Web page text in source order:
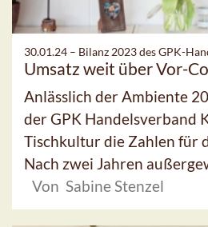
30.01.24 – Bilanz 2023 des GPK-
Umsatz weit über Vor-
Anlässlich der Ambiente
der GPK Handelsverband
Tischkultur die Zahlen für
Nach zwei Jahren
Von Sabine Stenzel